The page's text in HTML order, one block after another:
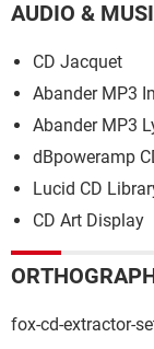
AUDIO &
CD Jacquet
Abander MP3
Abander MP3
dBpoweramp
Lucid CD
CD Art Display
fox-cd-extractor-